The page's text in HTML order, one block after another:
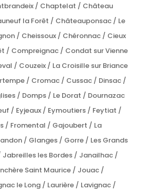
/ Chaptelat / Château
la Forêt / Châteauponsac / Le
/ Cheissoux / Chéronnac / Cieux
/ Compreignac / Condat sur Vienne
/ Couzeix / La Croisille sur Briance
/ Cromac / Cussac / Dinsac /
/ Domps / Le Dorat / Dournazac
/ Eyjeaux / Eymoutiers / Feytiat /
/ Fromental / Gajoubert / La
/ Glanges / Gorre / Les Grands
Jabreilles les Bordes / Janailhac /
Saint Maurice / Jouac /
le Long / Laurière / Lavignac /